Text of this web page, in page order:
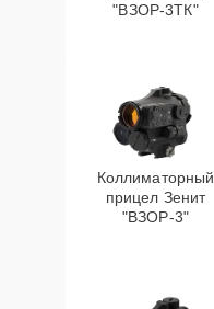
"ВЗОР-3ТК"
Коллиматорный
прицел Зенит
"ВЗОР-3"